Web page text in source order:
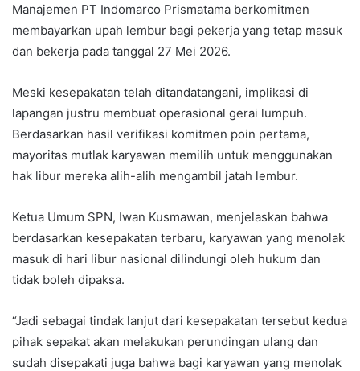
Manajemen PT Indomarco Prismatama berkomitmen
membayarkan upah lembur bagi pekerja yang tetap masuk
dan bekerja pada tanggal 27 Mei 2026.
Meski kesepakatan telah ditandatangani, implikasi di
lapangan justru membuat operasional gerai lumpuh.
Berdasarkan hasil verifikasi komitmen poin pertama,
mayoritas mutlak karyawan memilih untuk menggunakan
hak libur mereka alih-alih mengambil jatah lembur.
Ketua Umum SPN, Iwan Kusmawan, menjelaskan bahwa
berdasarkan kesepakatan terbaru, karyawan yang menolak
masuk di hari libur nasional dilindungi oleh hukum dan
tidak boleh dipaksa.
“Jadi sebagai tindak lanjut dari kesepakatan tersebut kedua
pihak sepakat akan melakukan perundingan ulang dan
sudah disepakati juga bahwa bagi karyawan yang menolak